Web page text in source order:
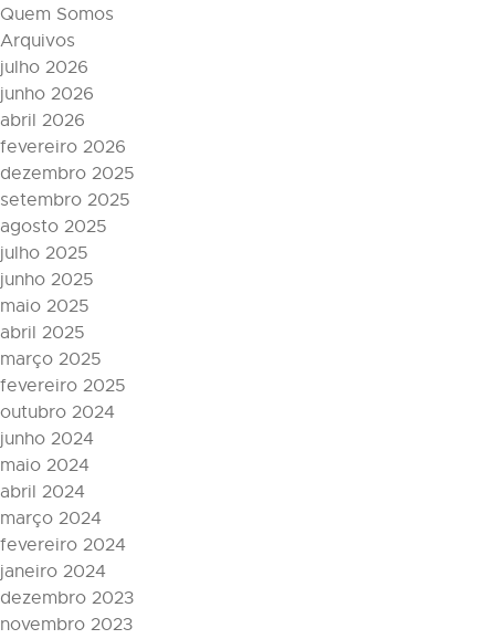
Quem Somos
Arquivos
julho 2026
junho 2026
abril 2026
fevereiro 2026
dezembro 2025
setembro 2025
agosto 2025
julho 2025
junho 2025
maio 2025
abril 2025
março 2025
fevereiro 2025
outubro 2024
junho 2024
maio 2024
abril 2024
março 2024
fevereiro 2024
janeiro 2024
dezembro 2023
novembro 2023